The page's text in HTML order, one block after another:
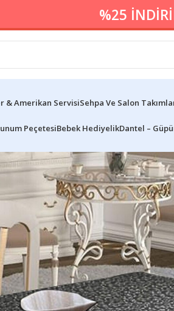
%25
& Amerikan ServisiSehpa Ve Salon
PeçetesiBebek HediyelikDantel –